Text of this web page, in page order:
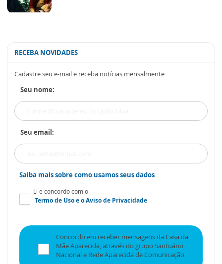
RECEBA NOVIDADES
Cadastre seu e-mail e receba notícias mensalmente
Seu nome:
Seu email:
Saiba mais sobre como usamos seus dados
Li e concordo com o
Termo de Usoe oAviso de Privacidade
Concordo em receber mensagens da Casa da
Mãe Aparecida, através do grupo Santuário
Nacional e Rede Aparecida de Comunicação